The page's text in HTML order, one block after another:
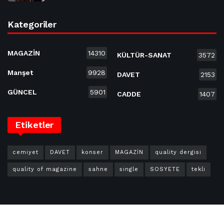
Kategoriler
MAGAZİN 14310
Manşet 9928
GÜNCEL 5901
KÜLTÜR-SANAT 3572
DAVET 2153
CADDE 1407
Etiketler
cemiyet DAVET konser MAGAZİN quality dergisi
quality of magazine sahne single SOSYETE tekli